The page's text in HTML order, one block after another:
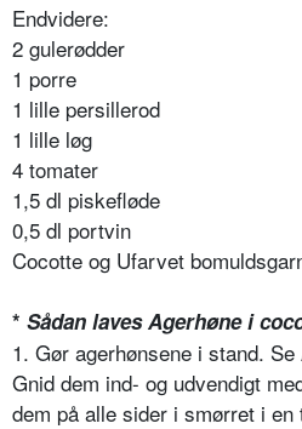
Endvidere:
2 gulerødder
1 porre
1 lille persillerod
1 lille løg
4 tomater
1,5 dl piskefløde
0,5 dl portvin
Cocotte og Ufarvet
* Sådan laves Agerhøne i
1. Gør agerhønsene i stand. Se
Gnid dem ind- og udvendigt
dem på alle sider i smørret i en